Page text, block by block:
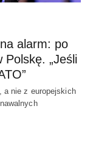
alarm: po
„Jeśli
a nie z europejskich